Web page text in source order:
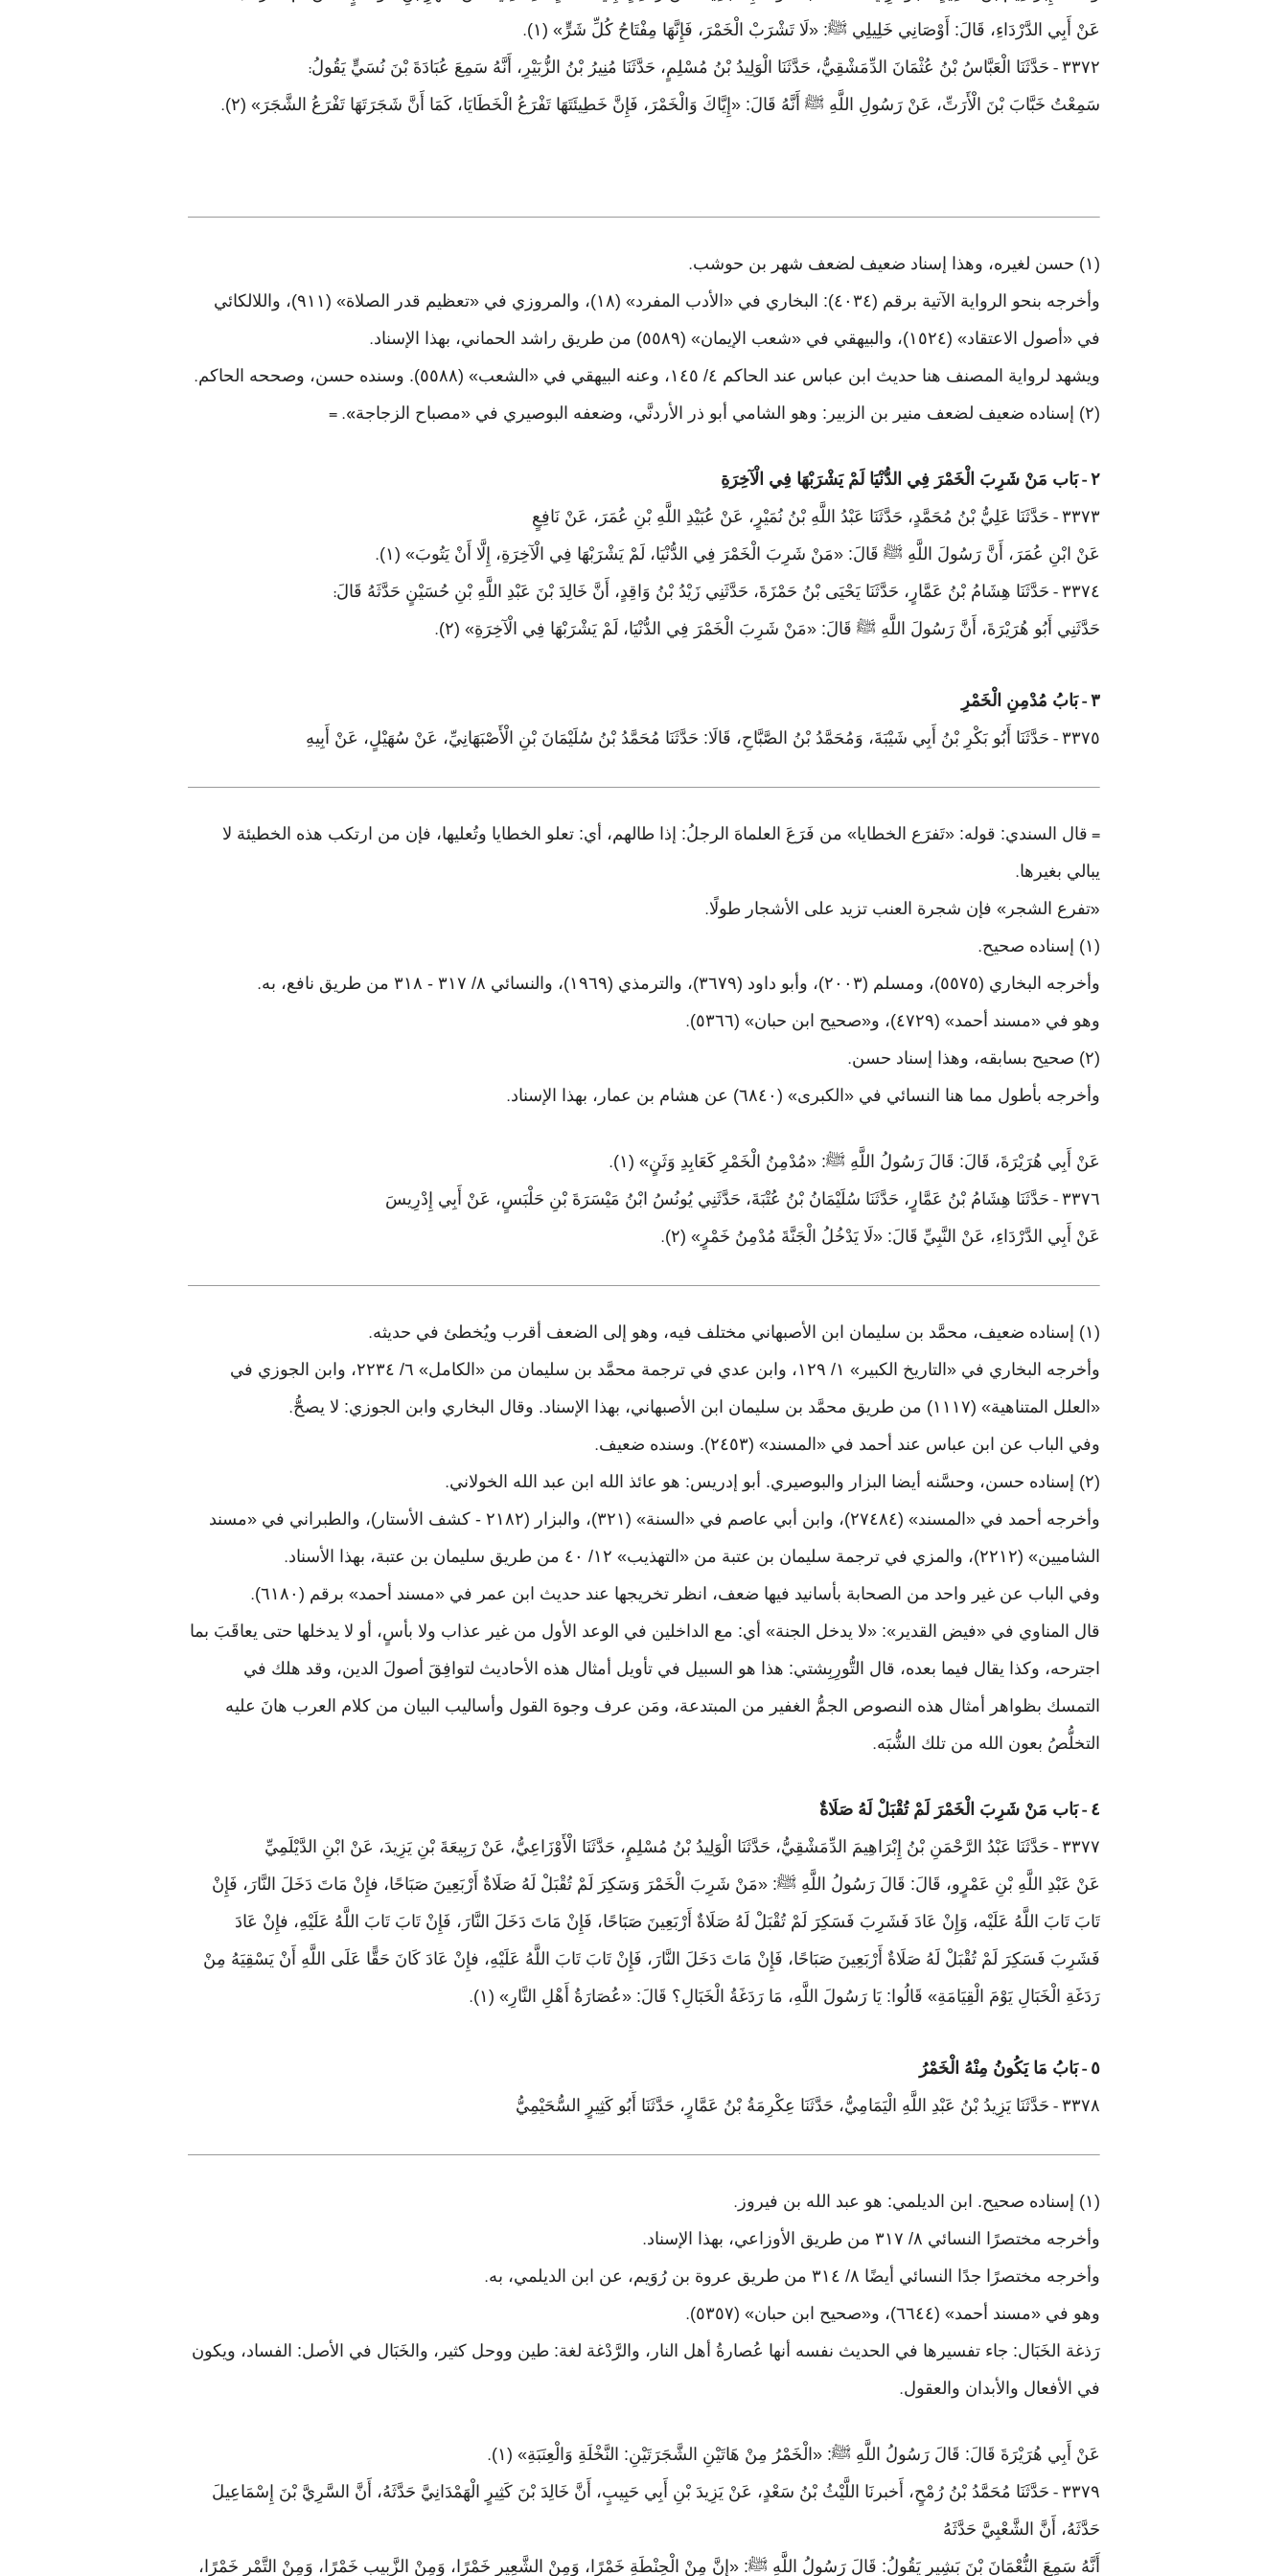
عَنْ أَبِي الدَّرْدَاءِ، قَالَ: أَوْصَانِي خَلِيلِي ﷺ: «لَا تَشْرَبْ الْخَمْرَ، فَإِنَّهَا مِفْتَاحُ كُلِّ شَرٍّ» (١)
.
٣٣٧٢ - حَدَّثَنَا الْعَبَّاسُ بْنُ عُثْمَانَ الدِّمَشْقِيُّ، حَدَّثَنَا الْوَلِيدُ بْنُ مُسْلِمٍ، حَدَّثَنَا مُنِيرُ بْنُ الزُّبَيْرِ، أَنَّهُ سَمِعَ عُبَادَةَ بْنَ نُسَيٍّ يَقُولُ:
سَمِعْتُ خَبَّابَ بْنَ الْأَرَتِّ، عَنْ رَسُولِ اللَّهِ ﷺ أَنَّهُ قَالَ: «إِيَّاكَ وَالْخَمْرَ، فَإِنَّ خَطِيئَتَهَا تَفْرَعُ الْخَطَايَا، كَمَا أَنَّ شَجَرَتَهَا تَفْرَعُ الشَّجَرَ» (٢) .
(١) حسن لغيره، وهذا إسناد ضعيف لضعف شهر بن حوشب .
وأخرجه بنحو الرواية الآتية برقم (٤٠٣٤): البخاري في «الأدب المفرد» (١٨)، والمروزي في «تعظيم قدر الصلاة» (٩١١)، واللالكائي
في «أصول الاعتقاد» (١٥٢٤)، والبيهقي في «شعب الإيمان» (٥٥٨٩) من طريق راشد الحماني، بهذا الإسناد
.
ويشهد لرواية المصنف هنا حديث ابن عباس عند الحاكم ٤/ ١٤٥، وعنه البيهقي في «الشعب» (٥٥٨٨). وسنده حسن، وصححه الحاكم .
(٢) إسناده ضعيف لضعف منير بن الزبير: وهو الشامي أبو ذر الأردنَّي، وضعفه البوصيري في «مصباح الزجاجة ». =
٢ -بَاب مَنْ شَرِبَ الْخَمْرَ فِي الدُّنْيَا لَمْ يَشْرَبْهَا فِي الْآخِرَةِ
٣٣٧٣ - حَدَّثَنَا عَلِيُّ بْنُ مُحَمَّدٍ، حَدَّثَنَا عَبْدُ اللَّهِ بْنُ نُمَيْرٍ، عَنْ عُبَيْدِ اللَّهِ بْنِ عُمَرَ، عَنْ نَافِعٍ
عَنْ ابْنِ عُمَرَ، أَنَّ رَسُولَ اللَّهِ ﷺ قَالَ: «مَنْ شَرِبَ الْخَمْرَ فِي الدُّنْيَا، لَمْ يَشْرَبْهَا فِي الْآخِرَةِ، إِلَّا أَنْ يَتُوبَ» (١)
.
٣٣٧٤ - حَدَّثَنَا هِشَامُ بْنُ عَمَّارٍ، حَدَّثَنَا يَحْيَى بْنُ حَمْزَةَ، حَدَّثَنِي زَيْدُ بْنُ وَاقِدٍ، أَنَّ خَالِدَ بْنَ عَبْدِ اللَّهِ بْنِ حُسَيْنٍ حَدَّثَهُ قَالَ:
حَدَّثَنِي أَبُو هُرَيْرَةَ، أَنَّ رَسُولَ اللَّهِ ﷺ قَالَ: «مَنْ شَرِبَ الْخَمْرَ فِي الدُّنْيَا، لَمْ يَشْرَبْهَا فِي الْآخِرَةِ» (٢) .
٣ -بَابُ مُدْمِنِ الْخَمْرِ
٣٣٧٥ - حَدَّثَنَا أَبُو بَكْرِ بْنُ أَبِي شَيْبَةَ، وَمُحَمَّدُ بْنُ الصَّبَّاحِ، قَالَا: حَدَّثَنَا مُحَمَّدُ بْنُ سُلَيْمَانَ بْنِ الْأَصْبَهَانِيِّ، عَنْ سُهَيْلٍ، عَنْ أَبِيهِ
= قال السندي: قوله: «تَفرَع الخطايا» من فَرَعَ العلماهَ الرجلُ: إذا طالهم، أي: تعلو الخطايا وتُعليها، فإن من ارتكب هذه الخطيئة لا
يبالي بغيرها.
«تفرع الشجر» فإن شجرة العنب تزيد على الأشجار طولًا.
(١) إسناده صحيح .
وأخرجه البخاري (٥٥٧٥)، ومسلم (٢٠٠٣)، وأبو داود (٣٦٧٩)، والترمذي (١٩٦٩)، والنسائي ٨/ ٣١٧ - ٣١٨ من طريق نافع، به .
وهو في «مسند أحمد» (٤٧٢٩)، و«صحيح ابن حبان» (٥٣٦٦) .
(٢) صحيح بسابقه، وهذا إسناد حسن .
وأخرجه بأطول مما هنا النسائي في «الكبرى» (٦٨٤٠) عن هشام بن عمار، بهذا الإسناد .
عَنْ أَبِي هُرَيْرَةَ، قَالَ: قَالَ رَسُولُ اللَّهِ ﷺ: «مُدْمِنُ الْخَمْرِ كَعَابِدِ وَثَنٍ» (١) .
٣٣٧٦ - حَدَّثَنَا هِشَامُ بْنُ عَمَّارٍ، حَدَّثَنَا سُلَيْمَانُ بْنُ عُتْبَةَ، حَدَّثَنِي يُونُسُ ابْنُ مَيْسَرَةَ بْنِ حَلْبَسٍ، عَنْ أَبِي إِدْرِيسَ
عَنْ أَبِي الدَّرْدَاءِ، عَنْ النَّبِيِّ قَالَ: «لَا يَدْخُلُ الْجَنَّةَ مُدْمِنُ خَمْرٍ» (٢)
.
(١) إسناده ضعيف، محمَّد بن سليمان ابن الأصبهاني مختلف فيه، وهو إلى الضعف أقرب ويُخطئ في حديثه .
وأخرجه البخاري في «التاريخ الكبير» ١/ ١٢٩، وابن عدي في ترجمة محمَّد بن سليمان من «الكامل» ٦/ ٢٢٣٤، وابن الجوزي في
«العلل المتناهية» (١١١٧) من طريق محمَّد بن سليمان ابن الأصبهاني، بهذا الإسناد. وقال البخاري وابن الجوزي: لا يصحُّ
.
وفي الباب عن ابن عباس عند أحمد في «المسند» (٢٤٥٣). وسنده ضعيف .
(٢) إسناده حسن، وحسَّنه أيضا البزار والبوصيري. أبو إدريس: هو عائذ الله ابن عبد الله الخولاني .
وأخرجه أحمد في «المسند» (٢٧٤٨٤)، وابن أبي عاصم في «السنة» (٣٢١)، والبزار (٢١٨٢ - كشف الأستار)، والطبراني في «مسند
الشاميين» (٢٢١٢)، والمزي في ترجمة سليمان بن عتبة من «التهذيب» ١٢/ ٤٠ من طريق سليمان بن عتبة، بهذا الأسناد
.
وفي الباب عن غير واحد من الصحابة بأسانيد فيها ضعف، انظر تخريجها عند حديث ابن عمر في «مسند أحمد» برقم (٦١٨٠) .
قال المناوي في «فيض القدير»: «لا يدخل الجنة» أي: مع الداخلين في الوعد الأول من غير عذاب ولا بأسٍ، أو لا يدخلها حتى يعاقَبَ بما
اجترحه، وكذا يقال فيما بعده، قال التُّورِبِشتي: هذا هو السبيل في تأويل أمثال هذه الأحاديث لتوافِقَ أصولَ الدين، وقد هلك في
التمسك بظواهر أمثال هذه النصوص الجمُّ الغفير من المبتدعة، ومَن عرف وجوهَ القول وأساليب البيان من كلام العرب هانَ عليه
التخلُّصُ بعون الله من تلك الشُّبَه.
٤ -بَاب مَنْ شَرِبَ الْخَمْرَ لَمْ تُقْبَلْ لَهُ صَلَاةٌ
٣٣٧٧ - حَدَّثَنَا عَبْدُ الرَّحْمَنِ بْنُ إِبْرَاهِيمَ الدِّمَشْقِيُّ، حَدَّثَنَا الْوَلِيدُ بْنُ مُسْلِمٍ، حَدَّثَنَا الْأَوْزَاعِيُّ، عَنْ رَبِيعَةَ بْنِ يَزِيدَ، عَنْ ابْنِ الدَّيْلَمِيِّ
عَنْ عَبْدِ اللَّهِ بْنِ عَمْرٍو، قَالَ: قَالَ رَسُولُ اللَّهِ ﷺ: «مَنْ شَرِبَ الْخَمْرَ وَسَكِرَ لَمْ تُقْبَلْ لَهُ صَلَاةٌ أَرْبَعِينَ صَبَاحًا، فإِنْ مَاتَ دَخَلَ النَّارَ، فَإِنْ
تَابَ تَابَ اللَّهُ عَلَيْه، وَإِنْ عَادَ فَشَرِبَ فَسَكِرَ لَمْ تُقْبَلْ لَهُ صَلَاةٌ أَرْبَعِينَ صَبَاحًا، فَإِنْ مَاتَ دَخَلَ النَّارَ، فَإِنْ تَابَ تَابَ اللَّهُ عَلَيْهِ، فإِنْ عَادَ
فَشَرِبَ فَسَكِرَ لَمْ تُقْبَلْ لَهُ صَلَاةٌ أَرْبَعِينَ صَبَاحًا، فَإِنْ مَاتَ دَخَلَ النَّارَ، فَإِنْ تَابَ تَابَ اللَّهُ عَلَيْهِ، فإِنْ عَادَ كَانَ حَقًّا عَلَى اللَّهِ أَنْ يَسْقِيَهُ مِنْ
رَدَغَةِ الْخَبَالِ يَوْمَ الْقِيَامَةِ» قَالُوا: يَا رَسُولَ اللَّهِ، مَا رَدَغَةُ الْخَبَالِ؟ قَالَ: «عُصَارَةُ أَهْلِ النَّارِ» (١)
.
٥ -بَابُ مَا يَكُونُ مِنْهُ الْخَمْرُ
٣٣٧٨ - حَدَّثَنَا يَزِيدُ بْنُ عَبْدِ اللَّهِ الْيَمَامِيُّ، حَدَّثَنَا عِكْرِمَةُ بْنُ عَمَّارٍ، حَدَّثَنَا أَبُو كَثِيرٍ السُّحَيْمِيُّ
(١) إسناده صحيح. ابن الديلمي: هو عبد الله بن فيروز .
وأخرجه مختصرًا النسائي ٨/ ٣١٧ من طريق الأوزاعي، بهذا الإسناد .
وأخرجه مختصرًا جدًا النسائي أيضًا ٨/ ٣١٤ من طريق عروة بن رُوَيم، عن ابن الديلمي، به .
وهو في «مسند أحمد» (٦٦٤٤)، و«صحيح ابن حبان» (٥٣٥٧) .
رَذغة الخَبَال: جاء تفسيرها في الحديث نفسه أنها عُصارةُ أهل النار، والرَّدْغة لغة: طين ووحل كثير، والخَبَال في الأصل: الفساد، ويكون
في الأفعال والأبدان والعقول.
عَنْ أَبِي هُرَيْرَةَ قَالَ: قَالَ رَسُولُ اللَّهِ ﷺ: «الْخَمْرُ مِنْ هَاتَيْنِ الشَّجَرَتَيْنِ: النَّخْلَةِ وَالْعِنَبَةِ» (١) .
٣٣٧٩ - حَدَّثَنَا مُحَمَّدُ بْنُ رُمْحٍ، أَخبرنَا اللَّيْثُ بْنُ سَعْدٍ، عَنْ يَزِيدَ بْنِ أَبِي حَبِيبٍ، أَنَّ خَالِدَ بْنَ كَثِيرٍ الْهَمْدَانِيَّ حَدَّثَهُ، أَنَّ السَّرِيَّ بْنَ إِسْمَاعِيلَ
حَدَّثَهُ، أَنَّ الشَّعْبِيَّ حَدَّثَهُ
أَنَّهُ سَمِعَ النُّعْمَانَ بْنَ بَشِيرٍ يَقُولُ: قَالَ رَسُولُ اللَّهِ ﷺ: «إِنَّ مِنْ الْحِنْطَةِ خَمْرًا، وَمِنْ الشَّعِيرِ خَمْرًا، وَمِنْ الزَّبِيبِ خَمْرًا، وَمِنْ التَّمْرِ خَمْرًا،